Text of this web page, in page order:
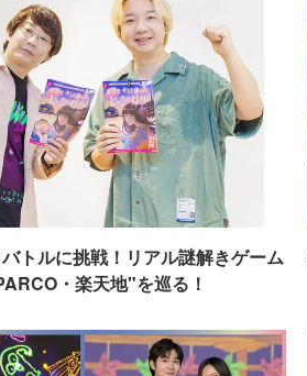
トルに挑戦！リアル謎解きゲーム
・楽天地"を巡る！